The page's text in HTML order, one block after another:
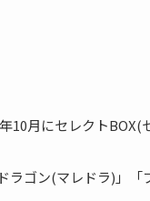
月にセレクトBOX(
ラゴン(マレドラ)」